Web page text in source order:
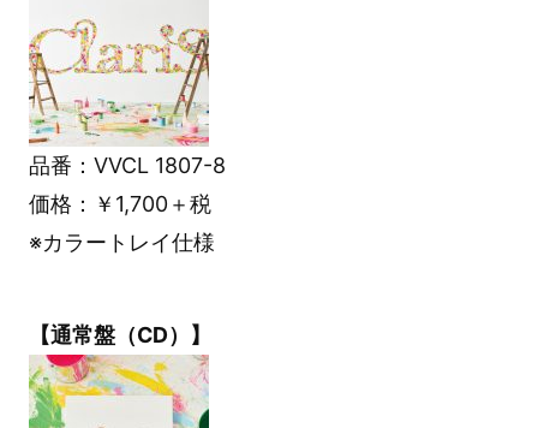
品番：VVCL 1807-8
価格：￥1,700＋税
※カラートレイ仕様
【通常盤（CD）】